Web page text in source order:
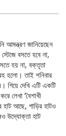
আমন্ত্রণ জানিয়েছেন
বসতে হবে না,
হয় না, বক্তৃতা
হলো। তাই শনিবার
গিয়ে দেখি এটি একটি
লেখা ‘বৈশাখী
আছে, গাড়ির হাটও
উদ্যোক্তা হাট